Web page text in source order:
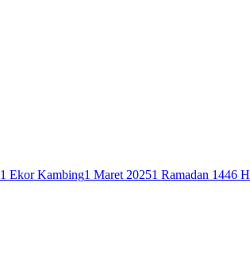
1 Ekor Kambing1 Maret 20251 Ramadan 1446 H